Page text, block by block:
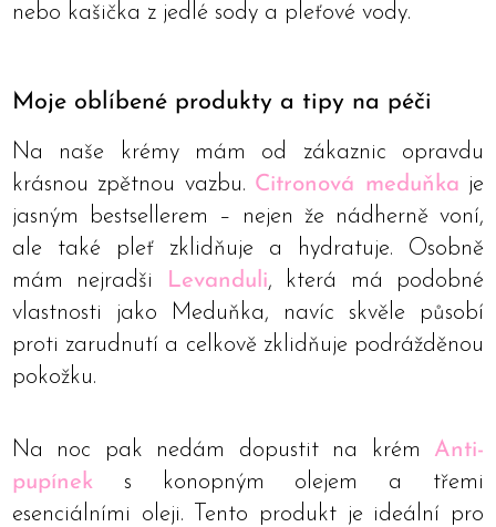
nebo kašička z jedlé sody a pleťové vody.
Moje oblíbené produkty a tipy na péči
Na naše krémy mám od zákaznic opravdu
krásnou zpětnou vazbu. Citronová meduňka je
jasným bestsellerem – nejen že nádherně voní,
ale také pleť zklidňuje a hydratuje. Osobně
mám nejradši
Levanduli, která má podobné
vlastnosti jako Meduňka, navíc skvěle působí
proti zarudnutí a celkově zklidňuje podrážděnou
pokožku.
Na noc pak nedám dopustit na krém Anti-
pupínek s konopným olejem a třemi
esenciálními oleji. Tento produkt je ideální pro